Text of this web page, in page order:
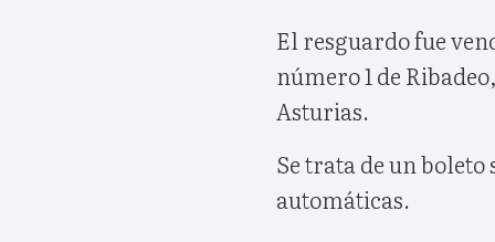
El resguardo fue
número 1 de
Asturias.
Se trata de un boleto
automáticas.